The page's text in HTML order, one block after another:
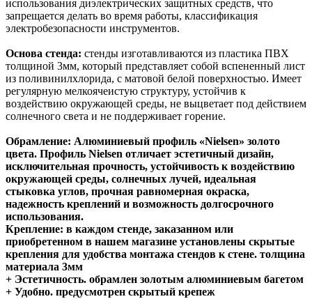
использования диэлектрических защитных средств, что
запрещается делать во время работы, классификация
электробезопасности инструментов.
Основа стенда: стенды изготавливаются из пластика ПВХ
толщиной 3мм, который представляет собой вспененный лист
из поливинилхлорида, с матовой белой поверхностью. Имеет
регулярную мелкоячеистую структуру, устойчив к
воздействию окружающей среды, не выцветает под действием
солнечного света и не поддерживает горение.
Обрамление: Алюминиевый профиль «Nielsen» золото
цвета. Профиль Nielsen отличает эстетичный дизайн,
исключительная прочность, устойчивость к воздействию
окружающей среды, солнечных лучей, идеальная
стыковка углов, прочная равномерная окраска,
надежность креплений и возможность долгосрочного
использования.
Крепление: в каждом стенде, заказанном или
приобретенном в нашем магазине установлены скрытые
крепления для удобства монтажа стендов к стене. толщина
материала 3мм
+ Эстетичность. обрамлен золотым алюминиевым багетом
+ Удобно. предусмотрен скрытый крепеж